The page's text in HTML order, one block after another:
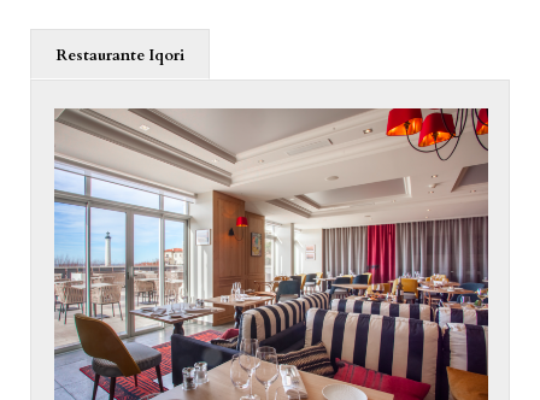
Restaurante Iqori